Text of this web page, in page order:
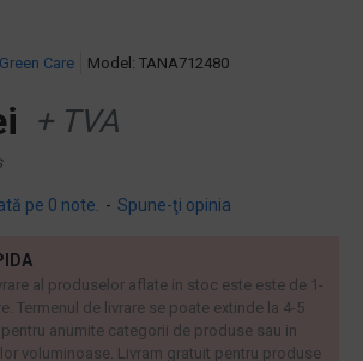
Green Care Model: TANA712480
pe 0 note. - Spune-ţi opinia
+ TVA
al produselor aflate in stoc este este de 1-
Termenul de livrare se poate extinde la 4-5
anumite categorii de produse sau in
voluminoase. Livram gratuit pentru produse